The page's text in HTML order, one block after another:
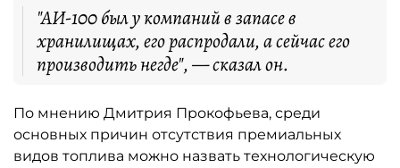
"АИ-100 был у компаний в запасе в
хранилищах, его распродали, а сейчас его
производить негде", — сказал он.
По мнению Дмитрия Прокофьева, среди
основных причин отсутствия премиальных
видов топлива можно назвать технологическую